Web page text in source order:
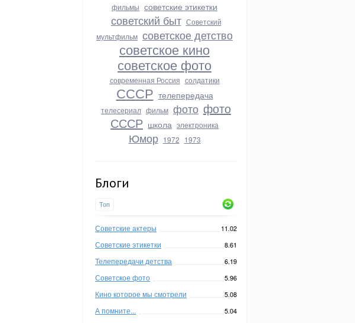
фильмы советские этикетки
советский быт Советский
мультфильм советское детство
советское кино
советское фото
современная Россия солдатики
СССР телепередача
телесериал фильм фото фото
СССР школа электроника
Юмор 1972 1973
Блоги
Топ
Советские актеры 11.02
Советские этикетки 8.61
Телепередачи детства 6.19
Советское фото 5.96
Кино которое мы смотрели 5.08
А помните... 5.04